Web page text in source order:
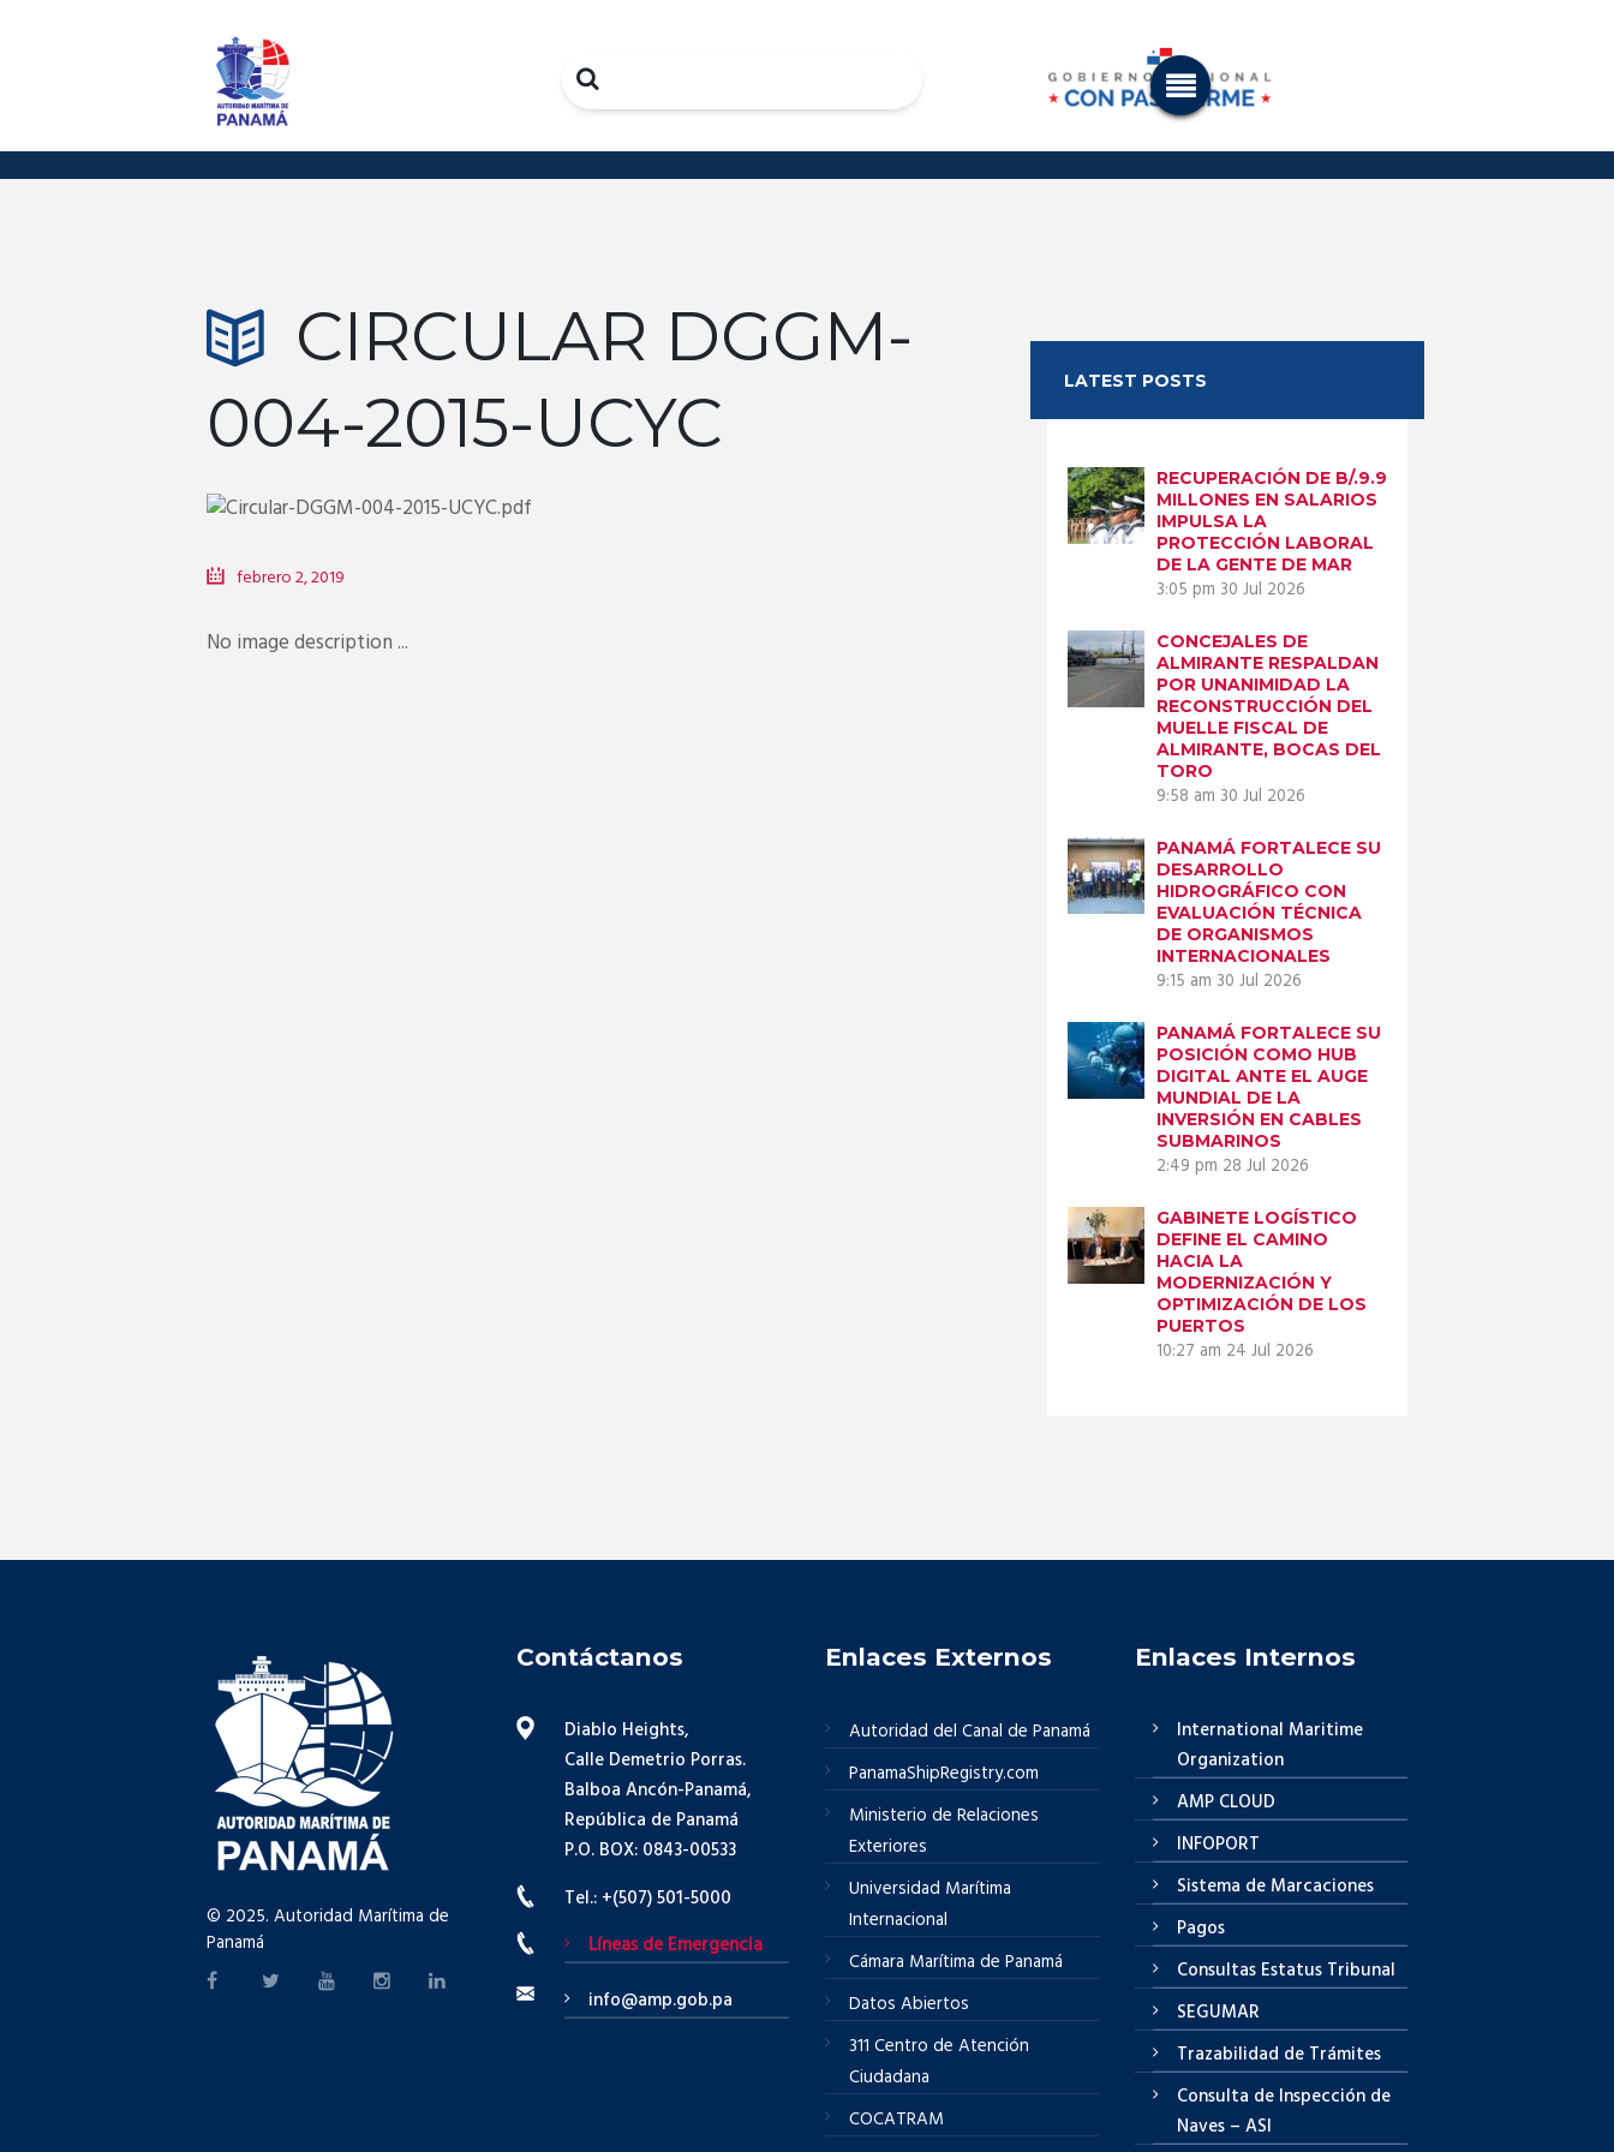
Search
CIRCULAR DGGM-
004-2015-UCYC
febrero 2, 2019
No image description ...
LATEST POSTS
RECUPERACIÓN DE B/.9.9
MILLONES EN SALARIOS
IMPULSA LA
PROTECCIÓN LABORAL
DE LA GENTE DE MAR
3:05 pm 30 Jul 2026
CONCEJALES DE
ALMIRANTE RESPALDAN
POR UNANIMIDAD LA
RECONSTRUCCIÓN DEL
MUELLE FISCAL DE
ALMIRANTE, BOCAS DEL
TORO
9:58 am 30 Jul 2026
PANAMÁ FORTALECE SU
DESARROLLO
HIDROGRÁFICO CON
EVALUACIÓN TÉCNICA
DE ORGANISMOS
INTERNACIONALES
9:15 am 30 Jul 2026
PANAMÁ FORTALECE SU
POSICIÓN COMO HUB
DIGITAL ANTE EL AUGE
MUNDIAL DE LA
INVERSIÓN EN CABLES
SUBMARINOS
2:49 pm 28 Jul 2026
GABINETE LOGÍSTICO
DEFINE EL CAMINO
HACIA LA
MODERNIZACIÓN Y
OPTIMIZACIÓN DE LOS
PUERTOS
10:27 am 24 Jul 2026
© 2025. Autoridad Marítima de
Panamá
Contáctanos
Diablo Heights,
Calle Demetrio Porras.
Balboa Ancón-Panamá,
República de Panamá
P.O. BOX: 0843-00533
Tel.: +(507) 501-5000
Líneas de Emergencia
info@amp.gob.pa
Enlaces Externos
Autoridad del Canal de Panamá
PanamaShipRegistry.com
Ministerio de Relaciones
Exteriores
Universidad Marítima
Internacional
Cámara Marítima de Panamá
Datos Abiertos
311 Centro de Atención
Ciudadana
COCATRAM
Enlaces Internos
International Maritime
Organization
AMP CLOUD
INFOPORT
Sistema de Marcaciones
Pagos
Consultas Estatus Tribunal
SEGUMAR
Trazabilidad de Trámites
Consulta de Inspección de
Naves – ASI